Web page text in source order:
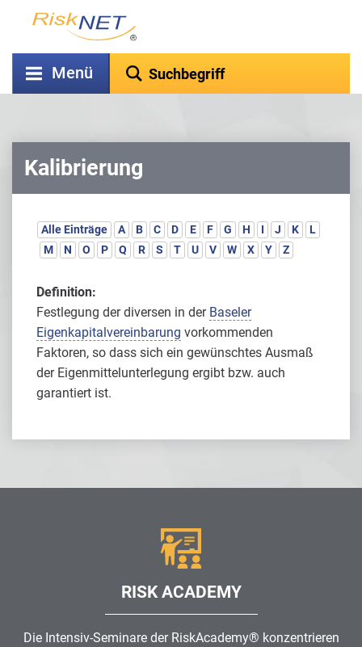
Menü
Kalibrierung
Alle Einträge A B C D E F G H I J K
L
M
N O P Q R S T U V W X Y Z
Definition:
Festlegung der diversen in der Baseler
Eigenkapitalvereinbarung vorkommenden
Faktoren, so dass sich ein gewünschtes Ausmaß
der Eigenmittelunterlegung ergibt bzw. auch
garantiert ist.
RISK ACADEMY
Die Intensiv-Seminare der RiskAcademy® konzentrieren